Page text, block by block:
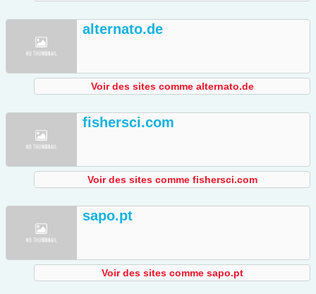
alternato.de
Voir des sites comme alternato.de
fishersci.com
Voir des sites comme fishersci.com
sapo.pt
Voir des sites comme sapo.pt